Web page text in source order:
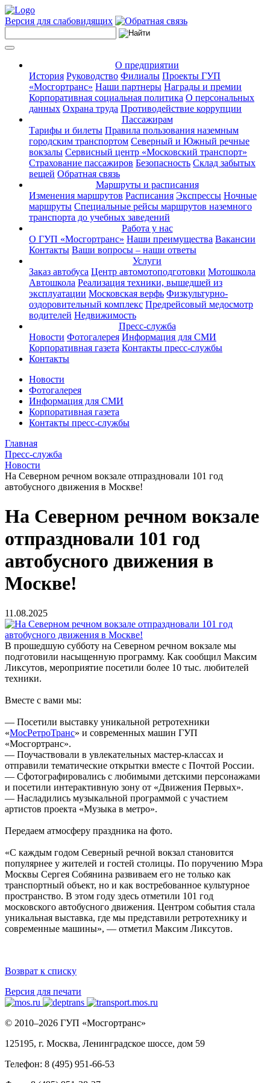
Версия для слабовидящих
О предприятии
История Руководство Филиалы Проекты ГУП
«Мосгортранс» Наши партнеры Награды и премии
Корпоративная социальная политика О персональных
данных Охрана труда Противодействие коррупции
Пассажирам
Тарифы и билеты Правила пользования наземным
городским транспортом Северный и Южный речные
вокзалы Сервисный центр «Московский транспорт»
Страхование пассажиров Безопасность Склад забытых
вещей Обратная связь
Маршруты и расписания
Изменения маршрутов Расписания Экспрессы Ночные
маршруты Специальные рейсы маршрутов наземного
транспорта до учебных заведений
Работа у нас
О ГУП «Мосгортранс» Наши преимущества Вакансии
Контакты Ваши вопросы – наши ответы
Услуги
Заказ автобуса Центр автомотоподготовки Мотошкола
Автошкола Реализация техники, вышедшей из
эксплуатации Московская верфь Физкультурно-
оздоровительный комплекс Предрейсовый медосмотр
водителей Недвижимость
Пресс-служба
Новости Фотогалерея Информация для СМИ
Корпоративная газета Контакты пресс-службы
Контакты
Новости
Фотогалерея
Информация для СМИ
Корпоративная газета
Контакты пресс-службы
Главная
Пресс-служба
Новости
На Северном речном вокзале отпраздновали 101 год
автобусного движения в Москве!
На Северном речном вокзале
отпраздновали 101 год
автобусного движения в
Москве!
11.08.2025
В прошедшую субботу на Северном речном вокзале мы
подготовили насыщенную программу. Как сообщил Максим
Ликсутов, мероприятие посетили более 10 тыс. любителей
техники.
Вместе с вами мы:
— Посетили выставку уникальной ретротехники
«МосРетроТранс» и современных машин ГУП
«Мосгортранс».
— Поучаствовали в увлекательных мастер-классах и
отправили тематические открытки вместе с Почтой России.
— Сфотографировались с любимыми детскими персонажами
и посетили интерактивную зону от «Движения Первых».
— Насладились музыкальной программой с участием
артистов проекта «Музыка в метро».
Передаем атмосферу праздника на фото.
«С каждым годом Северный речной вокзал становится
популярнее у жителей и гостей столицы. По поручению Мэра
Москвы Сергея Собянина развиваем его не только как
транспортный объект, но и как востребованное культурное
пространство. В этом году здесь отметили 101 год
московского автобусного движения. Центром события стала
уникальная выставка, где мы представили ретротехнику и
современные машины», — отметил Максим Ликсутов.
Возврат к списку
Версия для печати
© 2010–2026 ГУП «Мосгортранс»
125195, г. Москва, Ленинградское шоссе, дом 59
Телефон: 8 (495) 951-66-53